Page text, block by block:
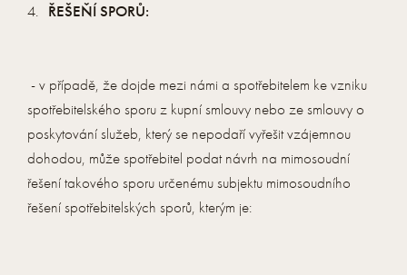
ŘEŠEŇÍ SPORŮ:
- v případě, že dojde mezi námi a spotřebitelem ke vzniku
spotřebitelského sporu z kupní smlouvy nebo ze smlouvy o
poskytování služeb, který se nepodaří vyřešit vzájemnou
dohodou, může spotřebitel podat návrh na mimosoudní
řešení takového sporu určenému subjektu mimosoudního
řešení spotřebitelských sporů, kterým je: